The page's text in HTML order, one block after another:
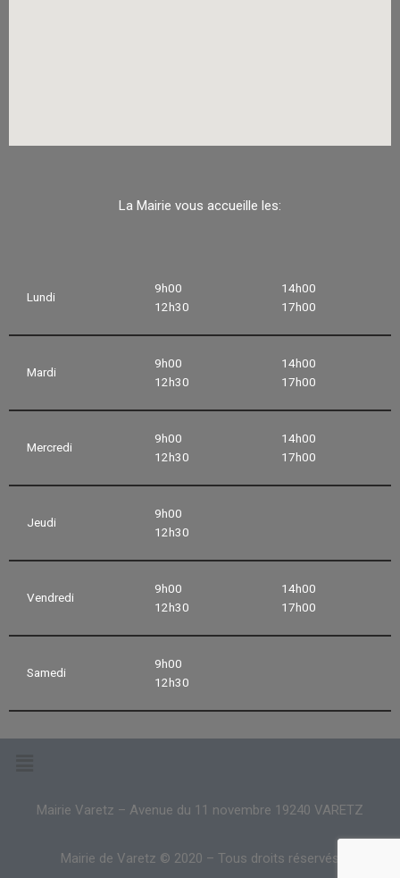
La Mairie vous accueille les:
Lundi
9h00
12h30
14h00
17h00
Mardi
9h00
12h30
14h00
17h00
Mercredi
9h00
12h30
14h00
17h00
Jeudi
9h00
12h30
Vendredi
9h00
12h30
14h00
17h00
Samedi
9h00
12h30
Mairie Varetz – Avenue du 11 novembre 19240 VARETZ
Mairie de Varetz © 2020 – Tous droits réservés